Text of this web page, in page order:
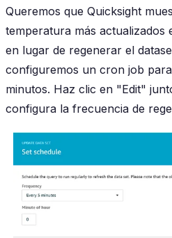
Queremos que Quicksight
temperatura más actualizados
en lugar de regenerar el
configuremos un cron job
minutos. Haz clic en "Edit"
configura la frecuencia de